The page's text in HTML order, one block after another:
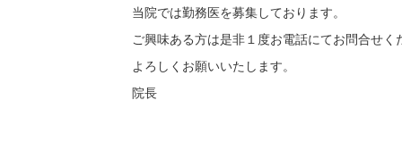
当院では勤務医を募集しております。
ご興味ある方は是非１度お電話にてお問合せく
よろしくお願いいたします。
院長